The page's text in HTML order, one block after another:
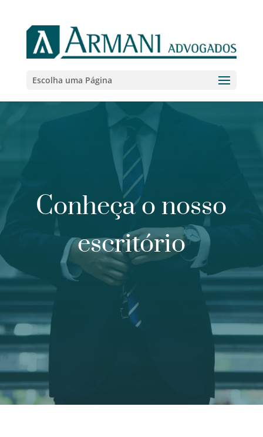
Escolha uma Página
Conheça o nosso
escritório